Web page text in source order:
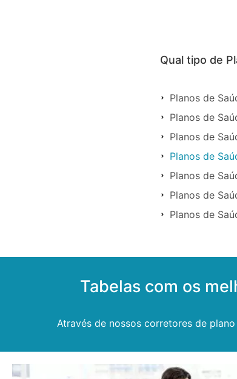
Qual tipo de
Planos de
Planos de
Planos de
Planos de
Planos de
Planos de
Planos de
Tabelas com os
Através de nossos corretores de